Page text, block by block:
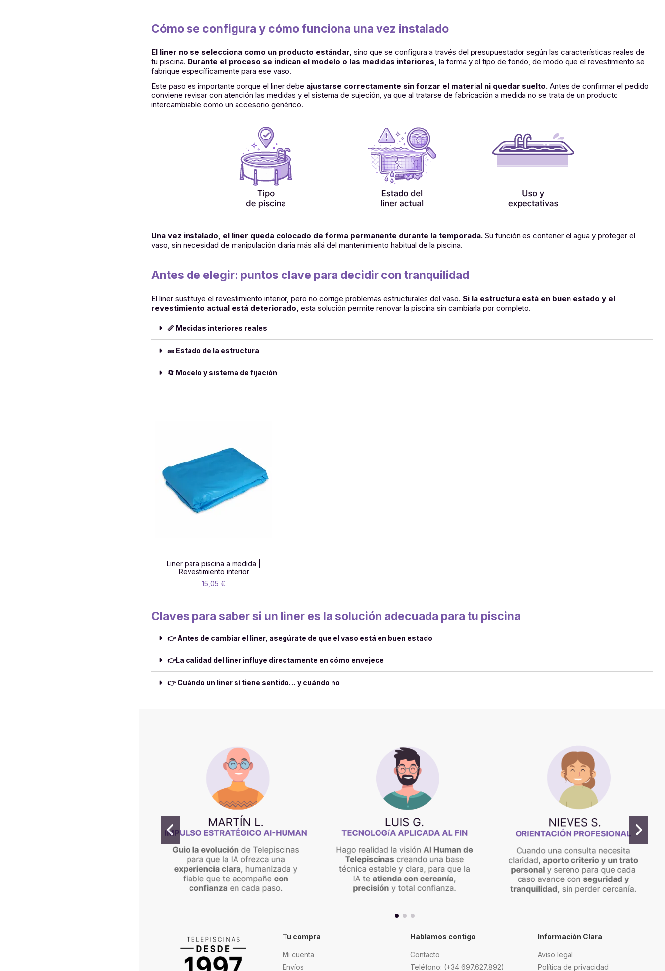
Cómo se configura y cómo funciona una vez instalado
El liner no se selecciona como un producto estándar, sino que se configura a través del presupuestador según las características reales de
tu piscina. Durante el proceso se indican el modelo o las medidas interiores, la forma y el tipo de fondo, de modo que el revestimiento se
fabrique específicamente para ese vaso.
Este paso es importante porque el liner debe ajustarse correctamente sin forzar el material ni quedar suelto.Antes de confirmar el pedido
conviene revisar con atención las medidas y el sistema de sujeción, ya que al tratarse de fabricación a medida no se trata de un producto
intercambiable como un accesorio genérico.
Una vez instalado, el liner queda colocado de forma permanente durante la temporada.Su función es contener el agua y proteger el
vaso, sin necesidad de manipulación diaria más allá del mantenimiento habitual de la piscina.
Antes de elegir: puntos clave para decidir con tranquilidad
El liner sustituye el revestimiento interior, pero no corrige problemas estructurales del vaso. Si la estructura está en buen estado y el
revestimiento actual está deteriorado, esta solución permite renovar la piscina sin cambiarla por completo.
📏 Medidas interiores reales
🧱 Estado de la estructura
🔄 Modelo y sistema de fijación
Liner para piscina a medida |
Revestimiento interior
15,05 €
Claves para saber si un liner es la solución adecuada para tu piscina
👉 Antes de cambiar el liner, asegúrate de que el vaso está en buen estado
👉La calidad del liner influye directamente en cómo envejece
👉 Cuándo un liner sí tiene sentido… y cuándo no
Tu compra
Mi cuenta
Envíos
Hablamos contigo
Contacto
Teléfono: (+34 697.627.892)
Información Clara
Aviso legal
Política de privacidad